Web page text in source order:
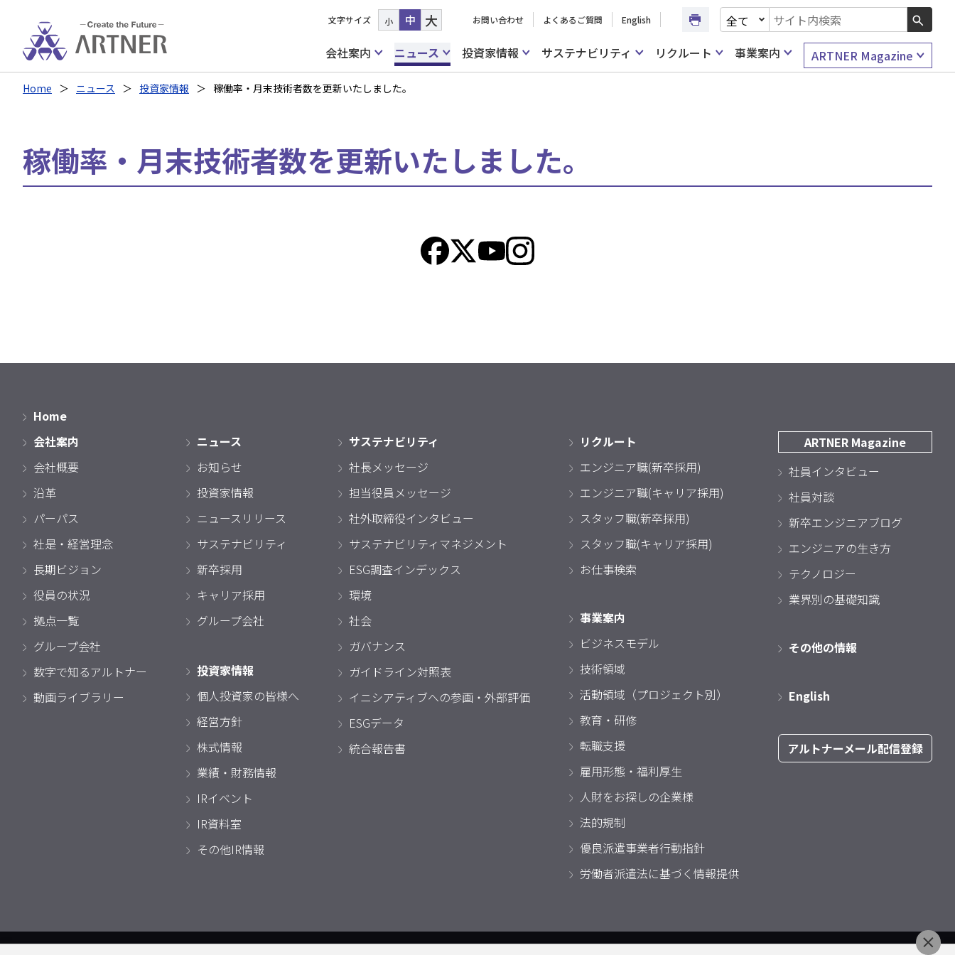
文字サイズ 小 中 大 お問い合わせ よくあるご質問 English
文書種別を選択
検索キーワード入力
会社案内
ニュース 投資家情報 サステナビリティ リクルート 事業案内 ARTNER Magazine
Home ニュース 投資家情報 稼働率・月末技術者数を更新いたしました。
稼働率・月末技術者数を更新いたしました。
Home
会社案内
会社概要
沿革
パーパス
社是・経営理念
長期ビジョン
役員の状況
拠点一覧
グループ会社
数字で知るアルトナー
動画ライブラリー
ニュース
お知らせ
投資家情報
ニュースリリース
サステナビリティ
新卒採用
キャリア採用
グループ会社
投資家情報
個人投資家の皆様へ
経営方針
株式情報
業績・財務情報
IRイベント
IR資料室
その他IR情報
サステナビリティ
社長メッセージ
担当役員メッセージ
社外取締役インタビュー
サステナビリティマネジメント
ESG調査インデックス
環境
社会
ガバナンス
ガイドライン対照表
イニシアティブへの参画・外部評価
ESGデータ
統合報告書
リクルート
エンジニア職(新卒採用)
エンジニア職(キャリア採用)
スタッフ職(新卒採用)
スタッフ職(キャリア採用)
お仕事検索
事業案内
ビジネスモデル
技術領域
活動領域（プロジェクト別）
教育・研修
転職支援
雇用形態・福利厚生
人財をお探しの企業様
法的規制
優良派遣事業者行動指針
労働者派遣法に基づく情報提供
ARTNER Magazine
社員インタビュー
社員対談
新卒エンジニアブログ
エンジニアの生き方
テクノロジー
業界別の基礎知識
その他の情報
English
アルトナーメール配信登録